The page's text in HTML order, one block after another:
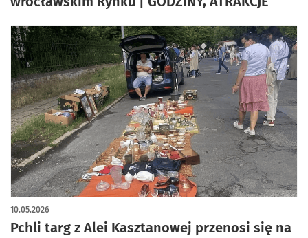
Pchli targ z Alei Kasztanowej przenosi się na
10.05.2026